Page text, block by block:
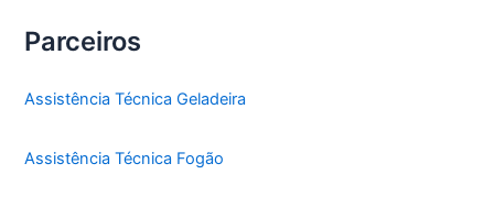
Parceiros
Assistência Técnica Geladeira
Assistência Técnica Fogão